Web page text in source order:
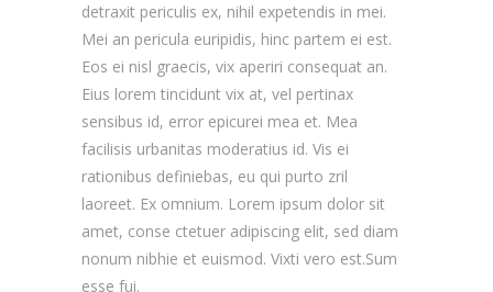
detraxit periculis ex, nihil expetendis in mei.
Mei an pericula euripidis, hinc partem ei est.
Eos ei nisl graecis, vix aperiri consequat an.
Eius lorem tincidunt vix at, vel pertinax
sensibus id, error epicurei mea et. Mea
facilisis urbanitas moderatius id. Vis ei
rationibus definiebas, eu qui purto zril
laoreet. Ex omnium. Lorem ipsum dolor sit
amet, conse ctetuer adipiscing elit, sed diam
nonum nibhie et euismod. Vixti vero est.Sum
esse fui.